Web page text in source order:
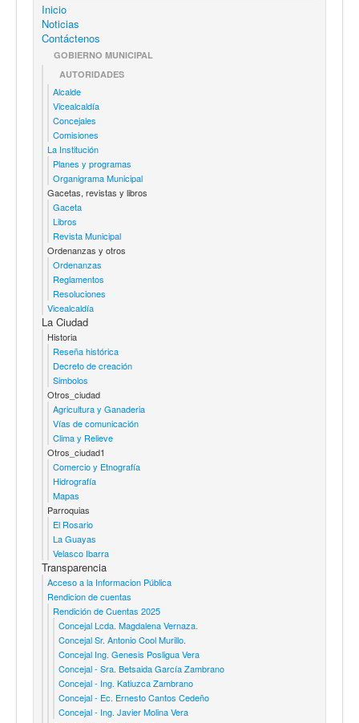
Inicio
Noticias
Contáctenos
GOBIERNO MUNICIPAL
AUTORIDADES
Alcalde
Vicealcaldía
Concejales
Comisiones
La Institución
Planes y programas
Organigrama Municipal
Gacetas, revistas y libros
Gaceta
Libros
Revista Municipal
Ordenanzas y otros
Ordenanzas
Reglamentos
Resoluciones
Vicealcaldía
La Ciudad
Historia
Reseña histórica
Decreto de creación
Simbolos
Otros_ciudad
Agricultura y Ganaderia
Vías de comunicación
Clima y Relieve
Otros_ciudad1
Comercio y Etnografía
Hidrografía
Mapas
Parroquias
El Rosario
La Guayas
Velasco Ibarra
Transparencia
Acceso a la Informacion Pública
Rendicion de cuentas
Rendición de Cuentas 2025
Concejal Lcda. Magdalena Vernaza.
Concejal Sr. Antonio Cool Murillo.
Concejal Ing. Genesis Posligua Vera
Concejal - Sra. Betsaida García Zambrano
Concejal - Ing. Katiuzca Zambrano
Concejal - Ec. Ernesto Cantos Cedeño
Concejal - Ing. Javier Molina Vera